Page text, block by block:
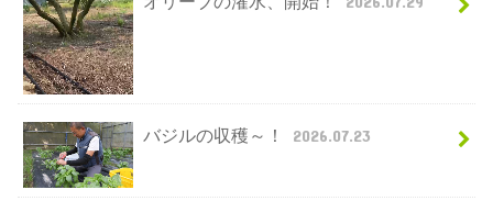
バジルの収穫～！ 2026.07.23